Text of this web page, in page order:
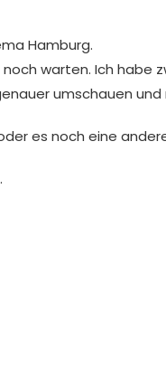
Hamburg.
warten. Ich habe
umschauen
es noch eine